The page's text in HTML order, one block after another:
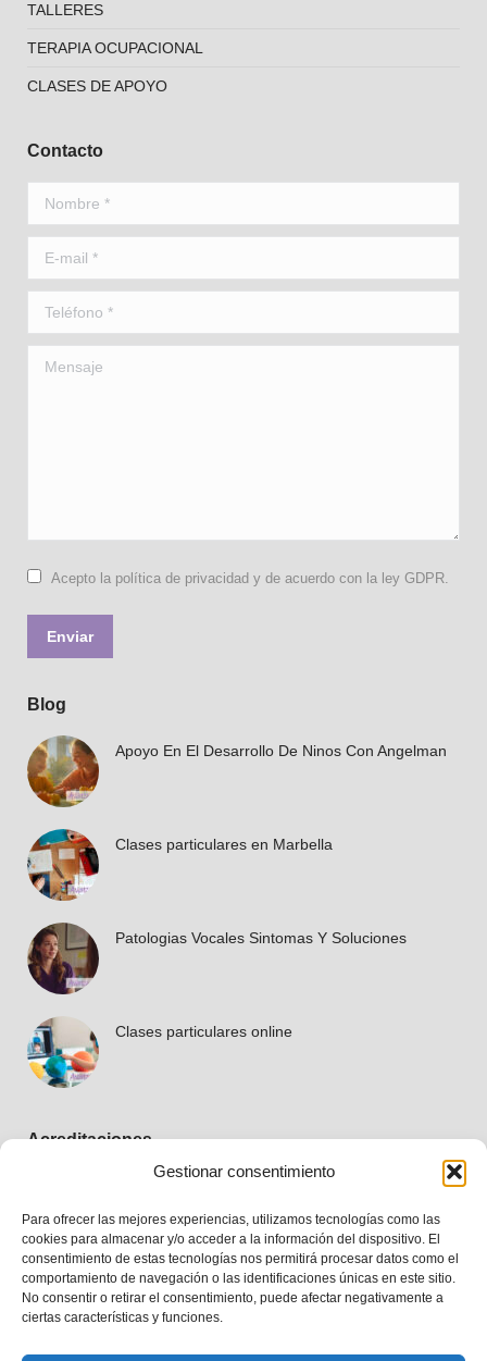
Gestionar consentimiento
Para ofrecer las mejores experiencias, utilizamos tecnologías como las
cookies para almacenar y/o acceder a la información del dispositivo. El
consentimiento de estas tecnologías nos permitirá procesar datos como el
comportamiento de navegación o las identificaciones únicas en este sitio.
No consentir o retirar el consentimiento, puede afectar negativamente a
ciertas características y funciones.
TALLERES
TERAPIA OCUPACIONAL
CLASES DE APOYO
Contacto
Nombre *
E-mail *
Teléfono *
Mensaje
Acepto la política de privacidad y de acuerdo con la ley GDPR.
Enviar
Blog
Apoyo En El Desarrollo De Ninos Con Angelman
Clases particulares en Marbella
Patologias Vocales Sintomas Y Soluciones
Clases particulares online
Acreditaciones